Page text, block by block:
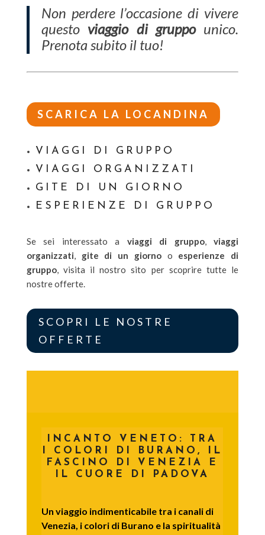
Non perdere l’occasione di vivere
questo viaggio di gruppounico.
Prenota subito il tuo!
SCARICA LA LOCANDINA
VIAGGI DI GRUPPO
VIAGGI ORGANIZZATI
GITE DI UN GIORNO
ESPERIENZE DI GRUPPO
Se sei interessato a viaggi di gruppo,viaggi
organizzati, gite di un giornoo esperienze di
gruppo, visita il nostro sito per scoprire tutte le
nostre offerte.
SCOPRI LE NOSTRE
OFFERTE
INCANTO VENETO: TRA
I COLORI DI BURANO, IL
FASCINO DI VENEZIA E
IL CUORE DI PADOVA
Un viaggio indimenticabile tra i canali di
Venezia, i colori di Burano e la spiritualità